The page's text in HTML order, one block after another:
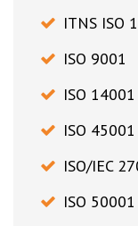
ITNS ISO
ISO 9001
ISO 14001
ISO 45001
ISO/IEC
ISO 50001